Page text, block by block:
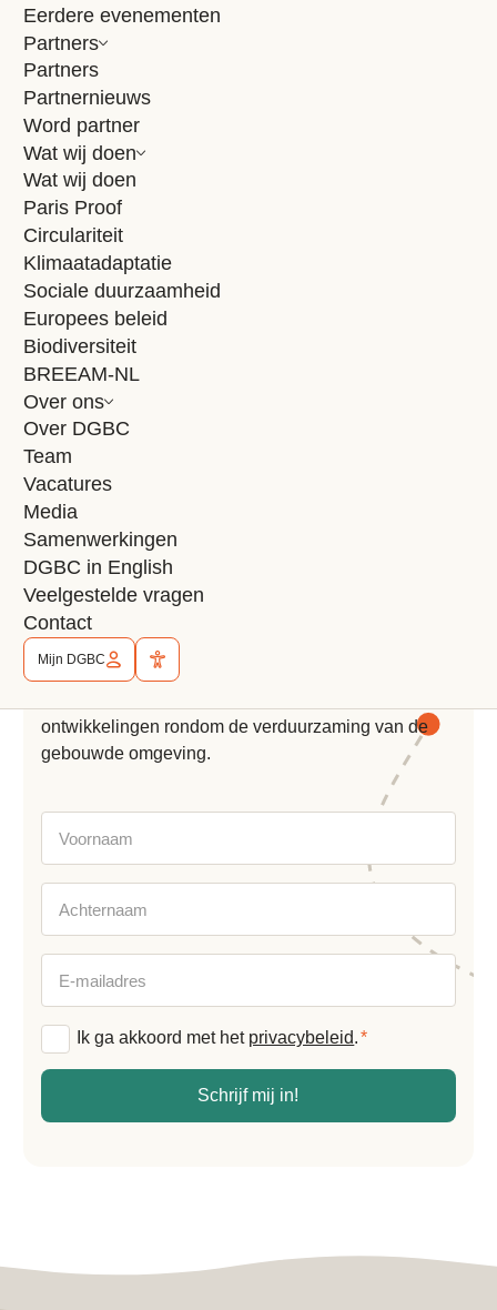
Eerdere evenementen
Partners
Partners
Partnernieuws
Word partner
Wat wij doen
Wat wij doen
Paris Proof
Circulariteit
Klimaatadaptatie
Sociale duurzaamheid
Europees beleid
Biodiversiteit
BREEAM-NL
Over ons
Over DGBC
Team
Vacatures
Media
Samenwerkingen
DGBC in English
Veelgestelde vragen
Contact
Mijn DGBC
Maak kennis met onze nieuwe
partner Goldbeck Nederland
B.V.
Het realiseren van toekomstgerichte
vastgoedprojecten is het hoofddoel van
Goldbeck Nederland. Het bedrijf ziet
gebouwen als producten en om die
producten te optimaliseren wordt...
Met: GOLDBECK Nederland B.V.
Lees interview
Volg de route naar
gebouwde omgeving
Meld je aan voor de tweewekelijkse nieuwsbrief en
ontwikkelingen rondom de verduurzaming van de
gebouwde omgeving.
mailadres
Algemene
Ik ga akkoord met het privacybeleid.*
Schrijf mij in!